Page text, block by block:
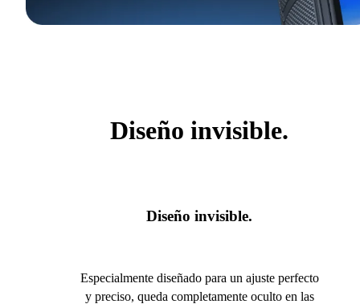
Diseño invisible.
Diseño invisible.
Especialmente diseñado para un ajuste perfecto
y preciso, queda completamente oculto en las